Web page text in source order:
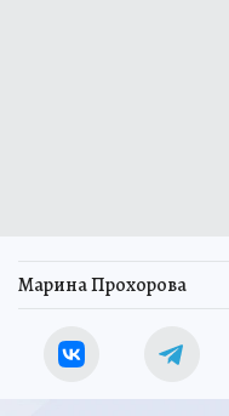
Марина Прохорова